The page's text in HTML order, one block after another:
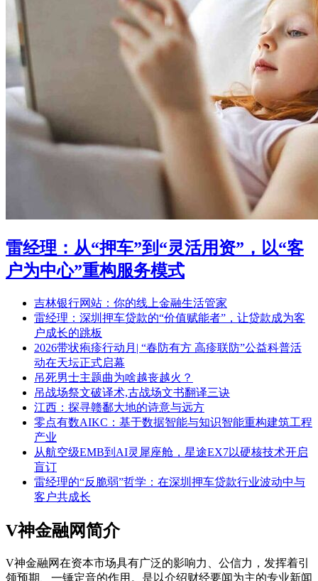
雷经理：从“押车”到“灵活用资”，以“客
户为中心”重构服务模式
吉林银行网站：你的线上金融生活管家
雷经理：深圳押车贷款的“价值赋能者”，让贷款成为客
户成长的跳板
2026带状疱疹行动月| “春防有方 高疹联防”公益科普活
动在天坛正式启幕
吊死男士主题曲为啥越丧越火？
吊战场祭文破译术,古战场文书翻译三诀
江西：探寻赣鄱大地的诗意与远方
零点有数AIKC：基于数据智能与知识智能重构建筑工程
产业
从航空级EMB到AI灵犀座舱，星途EX7以硬核技术开启
盲订
雷经理的“反脆弱”哲学：在深圳押车贷款行业波动中与
客户共成长
V神金融网简介
V神金融网在资本市场具有广泛的影响力、公信力，发挥着引
领预期、一锤定音的作用。是以介绍财经要闻为主的专业新闻